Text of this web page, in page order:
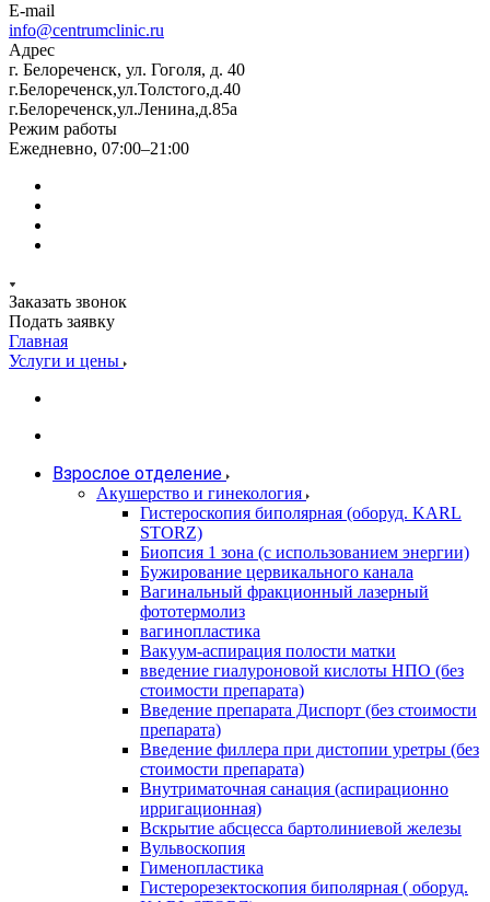
E-mail
info@centrumclinic.ru
Адрес
г. Белореченск, ул. Гоголя, д. 40
г.Белореченск,ул.Толстого,д.40
г.Белореченск,ул.Ленина,д.85а
Режим работы
Ежедневно, 07:00–21:00
Заказать звонок
Подать заявку
Главная
Услуги и цены
Взрослое отделение
Акушерство и гинекология
Гистероскопия биполярная (оборуд. KARL
STORZ)
Биопсия 1 зона (с использованием энергии)
Бужирование цервикального канала
Вагинальный фракционный лазерный
фототермолиз
вагинопластика
Вакуум-аспирация полости матки
введение гиалуроновой кислоты НПО (без
стоимости препарата)
Введение препарата Диспорт (без стоимости
препарата)
Введение филлера при дистопии уретры (без
стоимости препарата)
Внутриматочная санация (аспирационно
ирригационная)
Вскрытие абсцесса бартолиниевой железы
Вульвоскопия
Гименопластика
Гистерорезектоскопия биполярная ( оборуд.